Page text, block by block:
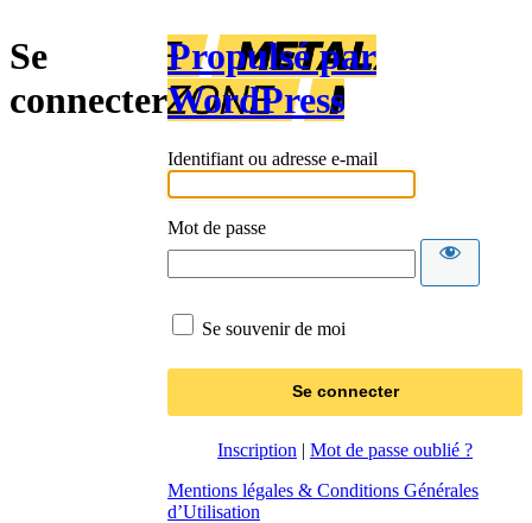
Se
connecter
Propulsé par
WordPress
Identifiant ou adresse e-mail
Mot de passe
Se souvenir de moi
Inscription | Mot de passe oublié ?
Mentions légales & Conditions Générales
d’Utilisation